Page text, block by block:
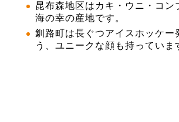
昆布森地区はカキ・ウニ・コン
海の幸の産地です。
釧路町は長ぐつアイスホッケー
う、ユニークな顔も持っていま